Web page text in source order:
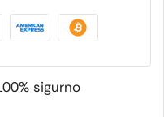
sigurno